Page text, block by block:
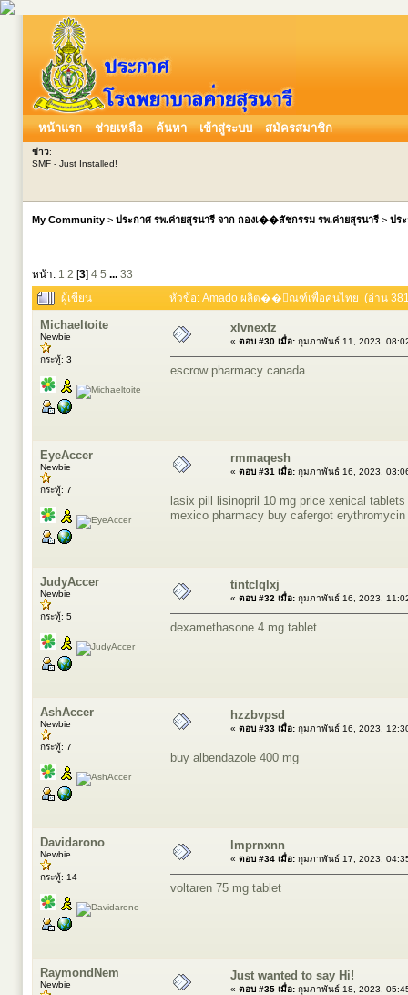
หน้าแรก ช่วยเหลือ ค้นหา เข้าสู่ระบบ สมัครสมาชิก
ข่าว:
SMF - Just Installed!
My Community > ประกาศ รพ.ค่ายสุรนารี จาก กองเ��สัชกรรม รพ.ค่ายสุรนารี > ปร
หน้า: 1 2 [3] 4 5 ... 33
ผู้เขียน
หัวข้อ: Amado ผลิต��ัณฑ์เพื่อคนไทย (อ่าน
Michaeltoite
Newbie
กระทู้: 3
xlvnexfz
« ตอบ #30 เมื่อ: กุมภาพันธ์ 11, 2023,
escrow pharmacy canada
EyeAccer
Newbie
กระทู้: 7
rmmaqesh
« ตอบ #31 เมื่อ: กุมภาพันธ์ 16, 2023,
lasix pill lisinopril 10 mg price xenical
mexico pharmacy buy cafergot erythromycin
JudyAccer
Newbie
กระทู้: 5
tintclqlxj
« ตอบ #32 เมื่อ: กุมภาพันธ์ 16, 2023,
dexamethasone 4 mg tablet
AshAccer
Newbie
กระทู้: 7
hzzbvpsd
« ตอบ #33 เมื่อ: กุมภาพันธ์ 16, 2023,
buy albendazole 400 mg
Davidarono
Newbie
กระทู้: 14
lmprnxnn
« ตอบ #34 เมื่อ: กุมภาพันธ์ 17, 2023,
voltaren 75 mg tablet
RaymondNem
Newbie
Just wanted to say Hi!
« ตอบ #35 เมื่อ: กุมภาพันธ์ 18, 2023,